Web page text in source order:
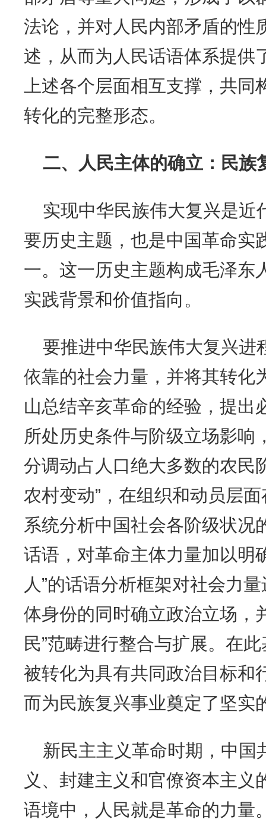
法论，并对人民内部矛盾的性
述，从而为人民话语体系提供
上述各个层面相互支撑，共
转化的完整形态。
二、人民主体的确立：民族
实现中华民族伟大复兴是近
要历史主题，也是中国革命实
一。这一历史主题构成毛泽东
实践背景和价值指向。
要推进中华民族伟大复兴进
依靠的社会力量，并将其转化
山总结辛亥革命的经验，提出
所处历史条件与阶级立场影响
分调动占人口绝大多数的农民
农村变动”，在组织和动员层
系统分析中国社会各阶级状况
话语，对革命主体力量加以明
人”的话语分析框架对社会力
体身份的同时确立政治立场，
民”范畴进行整合与扩展。在
被转化为具有共同政治目标和
而为民族复兴事业奠定了坚实
新民主主义革命时期，中国
义、封建主义和官僚资本主义
语境中，人民就是革命的力量